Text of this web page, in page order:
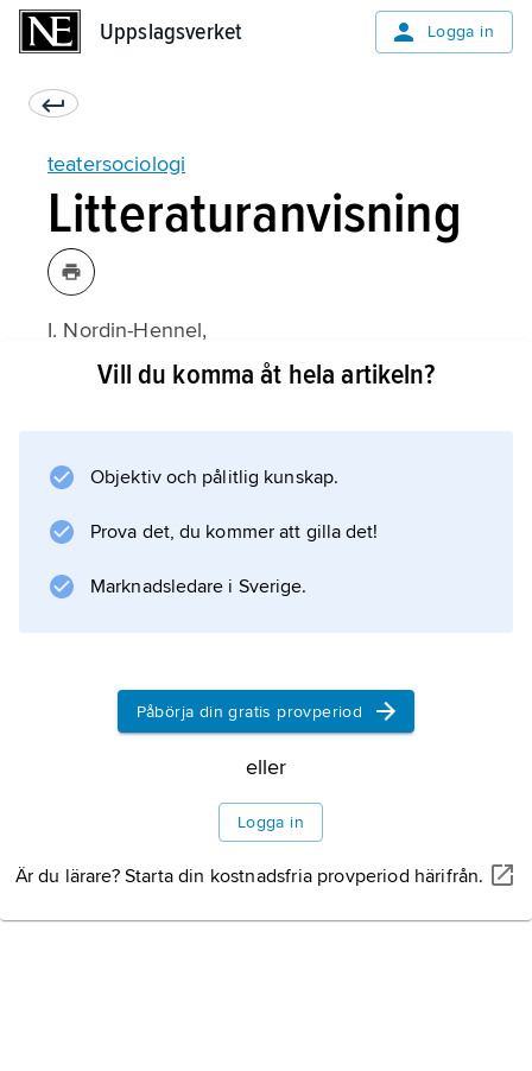
Uppslagsverket Logga in
teatersociologi
Litteraturanvisning
I. Nordin-Hennel,
Mod och försakelse: Livs- och
Information om artikeln
Vill du komma åt hela artikeln?
Objektiv och pålitlig kunskap.
Prova det, du kommer att gilla det!
Marknadsledare i Sverige.
Påbörja din gratis provperiod
eller
Logga in
Är du lärare? Starta din kostnadsfria provperiod härifrån.